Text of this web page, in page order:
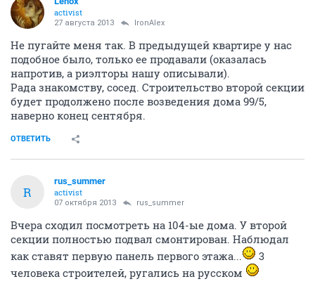
activist
27 августа 2013 IronAlex
Не пугайте меня так. В предыдущей квартире у нас
подобное было, только ее продавали (оказалась
напротив, а риэлторы нашу описывали).
Рада знакомству, сосед. Строительство второй секции
будет продолжено после возведения дома 99/5,
наверно конец сентября.
ОТВЕТИТЬ
R
rus_summer
activist
07 октября 2013 rus_summer
Вчера сходил посмотреть на 104-ые дома. У второй
секции полностью подвал смонтирован. Наблюдал
как ставят первую панель первого этажа...
3
человека строителей, ругались на русском